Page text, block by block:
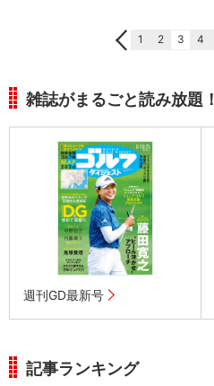
1 2 3 4
雑誌がまるごと読み放題！
週刊GD最新号
記事ランキング